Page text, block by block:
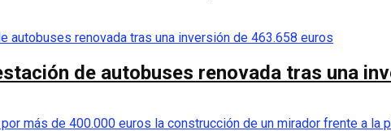
de autobuses renovada tras una